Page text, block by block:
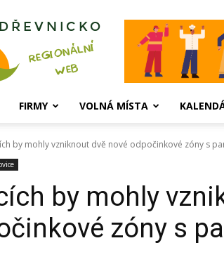
Horní
FIRMY VOLNÁ MÍSTA
by mohly vzniknout dvě nové odpočinkové zóny s
by mohly
zóny s